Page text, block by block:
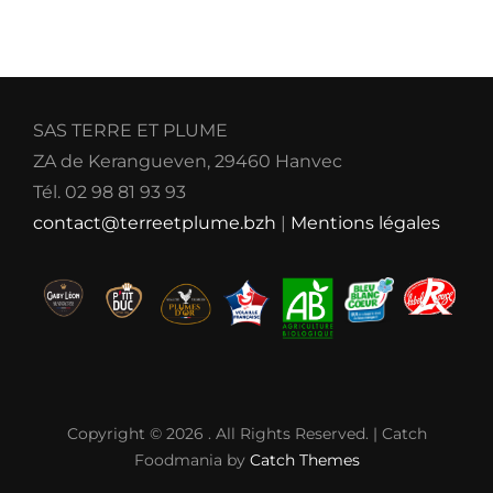
SAS TERRE ET PLUME
ZA de Kerangueven, 29460 Hanvec
Tél. 02 98 81 93 93
contact@terreetplume.bzh | Mentions légales
Copyright © 2026 . All Rights Reserved. | Catch
Foodmania by Catch Themes